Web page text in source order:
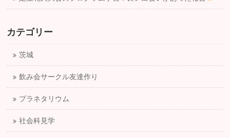
カテゴリー
茨城
飲み会サークル友達作り
プラネタリウム
社会科見学